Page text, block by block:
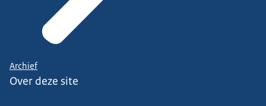
Archief
Over deze site